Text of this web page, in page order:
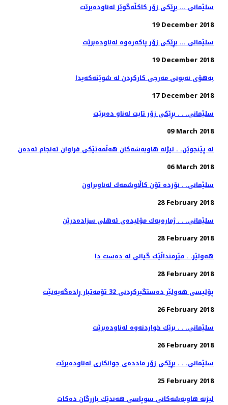
سلێمانی ... بڕێكی زۆر كاكڵه‌گوێز له‌ناوده‌برێت
19 December 2018
سلێمانی ... بڕێكی زۆر پاكه‌ره‌وه‌ له‌ناوده‌برێت
19 December 2018
به‌هۆی نه‌بونی مه‌رجی كاركردن له‌ شوێنه‌كه‌یدا
17 December 2018
سلێمانی. . . بڕێكی زۆر تایت له‌ناو ده‌برێت
09 March 2018
له‌ پێنجوێن. . لیژنه‌ هاوبه‌شه‌كان هه‌ڵمه‌تێكی فراوان ئه‌نجام ئه‌ده‌ن
06 March 2018
سلێمانی. . نۆزده‌ تۆن كاڵاوشمه‌ك له‌ناوبراون
28 February 2018
سلێمانی. . . ژماره‌یه‌ك مۆلیده‌ی ئه‌هلی سزاده‌درێن
28 February 2018
هەولێر. . مێرمنداڵێك گیانی لە دەست دا
28 February 2018
پۆلیسی هەولێر دەستگیركردنی 32 تۆمەتبار ڕادەگەیەنێت
26 February 2018
سلێمانی. . . برێك خواردنه‌وه‌ له‌ناوده‌برێت
26 February 2018
سلێمانی. . . بڕێكی زۆر مادده‌ی جوانكاری له‌ناوده‌برێت
25 February 2018
لیژنه‌ هاوبه‌شه‌كانی سوپاسی هه‌ندێك بازرگان ده‌كات